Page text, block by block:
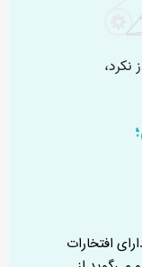
افتخارات